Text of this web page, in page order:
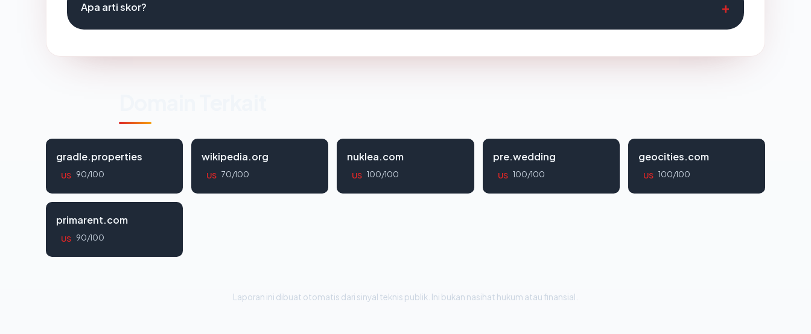
Apa arti skor?
gradle.properties
US 90/100
wikipedia.org
US 70/100
nuklea.com
US 100/100
pre.wedding
US 100/100
geocities.com
US 100/100
primarent.com
US 90/100
Laporan ini dibuat otomatis dari sinyal teknis publik. Ini bukan nasihat hukum atau finansial.